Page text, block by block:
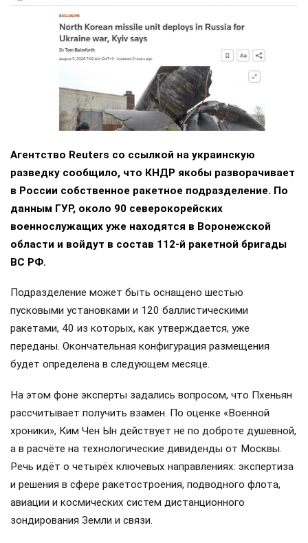
Агентство Reuters со ссылкой на украинскую
разведку сообщило, что КНДР якобы разворачивает
в России собственное ракетное подразделение. По
данным ГУР, около 90 северокорейских
военнослужащих уже находятся в Воронежской
области и войдут в состав 112-й ракетной бригады
ВС РФ.
Подразделение может быть оснащено шестью
пусковыми установками и 120 баллистическими
ракетами, 40 из которых, как утверждается, уже
переданы. Окончательная конфигурация размещения
будет определена в следующем месяце.
На этом фоне эксперты задались вопросом, что Пхеньян
рассчитывает получить взамен. По оценке «Военной
хроники», Ким Чен Ын действует не по доброте душевной,
а в расчёте на технологические дивиденды от Москвы.
Речь идёт о четырёх ключевых направлениях: экспертиза
и решения в сфере ракетостроения, подводного флота,
авиации и космических систем дистанционного
зондирования Земли и связи.